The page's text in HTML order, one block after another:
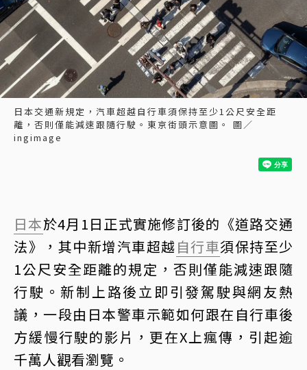
日本交通新規定，汽車超越自行車須保持至少1公尺安全距
離，否則僅能減速跟隨行駛。東京街頭示意圖。 圖／
ingimage
日本於4月1日正式實施修訂後的《道路交通
法》，其中新增汽車超越 自行車須保持至少
1公尺安全距離的規定，否則僅能減速跟隨
行駛。新制上路後立即引發駕駛與網友熱
議，一段由日本警車示範如何跟在自行車後
方緩慢行駛的影片，更在X上瘋傳，引起逾
千萬人觀看瀏覽。